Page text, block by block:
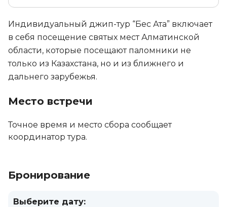
Индивидуальный джип-тур “Бес Ата” включает
в себя посещение святых мест Алматинской
области, которые посещают паломники не
только из Казахстана, но и из ближнего и
дальнего зарубежья.
Место встречи
Точное время и место сбора сообщает
координатор тура.
Бронирование
Выберите дату: